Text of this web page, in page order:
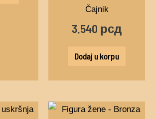
Čajnik
3.540 рсд
Dodaj u korpu